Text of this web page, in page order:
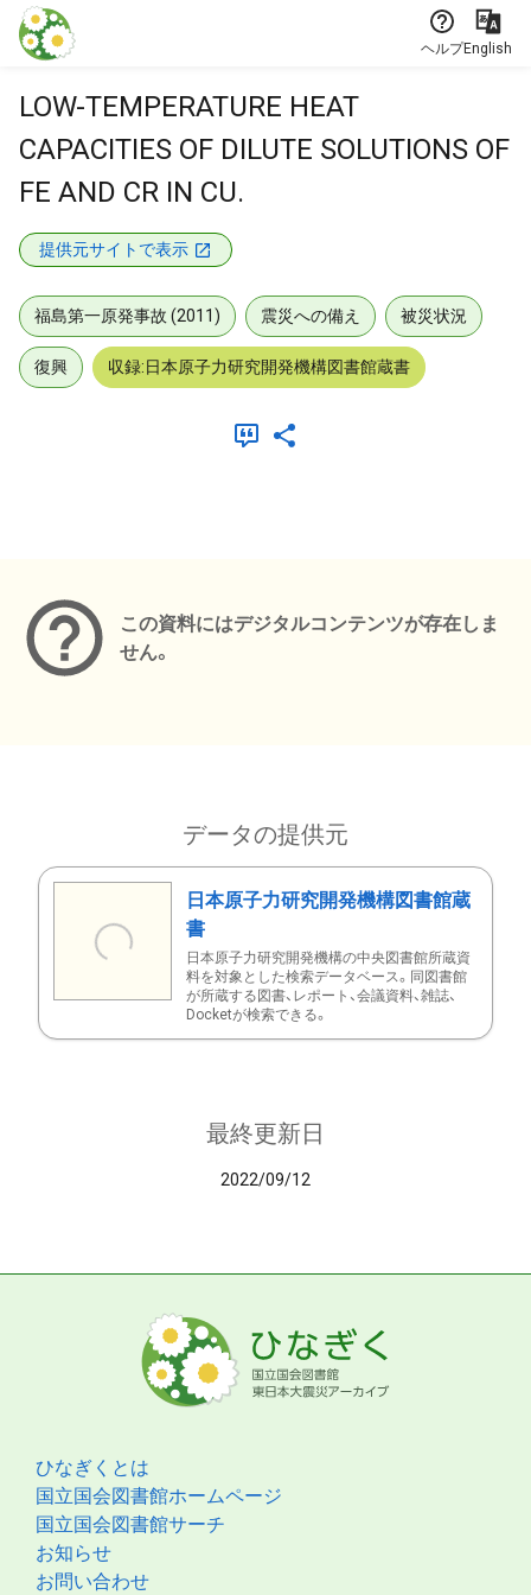
本文に飛ぶ
ヘルプEnglish
LOW-TEMPERATURE HEAT
CAPACITIES OF DILUTE SOLUTIONS OF
FE AND CR IN CU.
提供元サイトで表示
福島第一原発事故 (2011) 震災への備え 被災状況
復興 収録:日本原子力研究開発機構図書館蔵書
この資料にはデジタルコンテンツが存在しま
せん。
データの提供元
日本原子力研究開発機構図書館蔵
書
日本原子力研究開発機構の中央図書館所蔵資
料を対象とした検索データベース。同図書館
が所蔵する図書、レポート、会議資料、雑誌、
Docketが検索できる。
最終更新日
2022/09/12
ひなぎくとは
国立国会図書館ホームページ
国立国会図書館サーチ
お知らせ
お問い合わせ